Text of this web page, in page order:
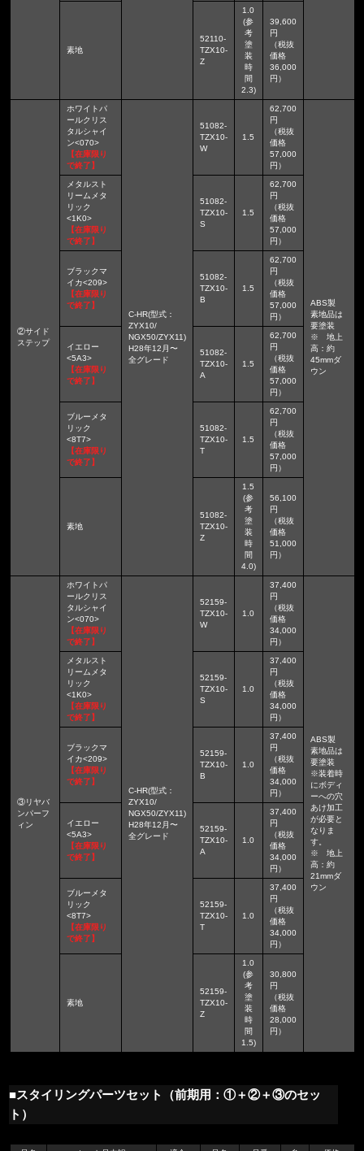
素地
52110-
TZX10-
Z
1.0
(参
考
塗
装
時
間
2.3)
39,600
円
（税抜
価格
36,000
円）
②サイド
ステップ
ホワイトパ
ールクリス
タルシャイ
ン<070>
【在庫限り
で終了】
C-HR(型式：
ZYX10/
NGX50/ZYX11)
H28年12月〜
全グレード
51082-
TZX10-
W
1.5
62,700
円
（税抜
価格
57,000
円）
ABS製
素地品は
要塗装
※ 地上
高：約
45mmダ
ウン
メタルスト
リームメタ
リック
<1K0>
【在庫限り
で終了】
51082-
TZX10-
S
1.5
62,700
円
（税抜
価格
57,000
円）
ブラックマ
イカ<209>
【在庫限り
で終了】
51082-
TZX10-
B
1.5
62,700
円
（税抜
価格
57,000
円）
イエロー
<5A3>
【在庫限り
で終了】
51082-
TZX10-
A
1.5
62,700
円
（税抜
価格
57,000
円）
ブルーメタ
リック
<8T7>
【在庫限り
で終了】
51082-
TZX10-
T
1.5
62,700
円
（税抜
価格
57,000
円）
素地
51082-
TZX10-
Z
1.5
(参
考
塗
装
時
間
4.0)
56,100
円
（税抜
価格
51,000
円）
③リヤバ
ンパーフ
ィン
ホワイトパ
ールクリス
タルシャイ
ン<070>
【在庫限り
で終了】
C-HR(型式：
ZYX10/
NGX50/ZYX11)
H28年12月〜
全グレード
52159-
TZX10-
W
1.0
37,400
円
（税抜
価格
34,000
円）
ABS製
素地品は
要塗装
※装着時
にボディ
ーへの穴
あけ加工
が必要と
なりま
す。
※ 地上
高：約
21mmダ
ウン
メタルスト
リームメタ
リック
<1K0>
【在庫限り
で終了】
52159-
TZX10-
S
1.0
37,400
円
（税抜
価格
34,000
円）
ブラックマ
イカ<209>
【在庫限り
で終了】
52159-
TZX10-
B
1.0
37,400
円
（税抜
価格
34,000
円）
イエロー
<5A3>
【在庫限り
で終了】
52159-
TZX10-
A
1.0
37,400
円
（税抜
価格
34,000
円）
ブルーメタ
リック
<8T7>
【在庫限り
で終了】
52159-
TZX10-
T
1.0
37,400
円
（税抜
価格
34,000
円）
素地
52159-
TZX10-
Z
1.0
(参
考
塗
装
時
間
1.5)
30,800
円
（税抜
価格
28,000
円）
■スタイリングパーツセット（前期用：①＋②＋③のセッ
ト）